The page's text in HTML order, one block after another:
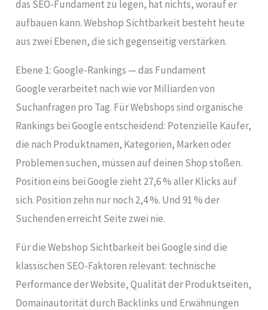
das SEO-Fundament zu legen, hat nichts, worauf er
aufbauen kann. Webshop Sichtbarkeit besteht heute
aus zwei Ebenen, die sich gegenseitig verstärken.
Ebene 1: Google-Rankings — das Fundament
Google verarbeitet nach wie vor Milliarden von
Suchanfragen pro Tag. Für Webshops sind organische
Rankings bei Google entscheidend: Potenzielle Käufer,
die nach Produktnamen, Kategorien, Marken oder
Problemen suchen, müssen auf deinen Shop stoßen.
Position eins bei Google zieht 27,6 % aller Klicks auf
sich. Position zehn nur noch 2,4 %. Und 91 % der
Suchenden erreicht Seite zwei nie.
Für die Webshop Sichtbarkeit bei Google sind die
klassischen SEO-Faktoren relevant: technische
Performance der Website, Qualität der Produktseiten,
Domainautorität durch Backlinks und Erwähnungen